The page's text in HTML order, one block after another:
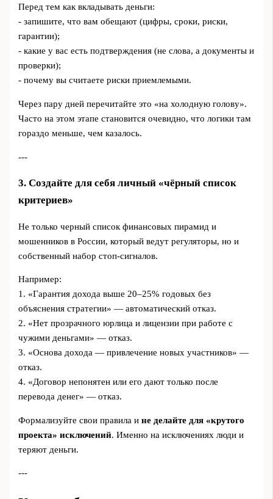
Перед тем как вкладывать деньги:
- запишите, что вам обещают (цифры, сроки, риски,
гарантии);
- какие у вас есть подтверждения (не слова, а документы и
проверки);
- почему вы считаете риски приемлемыми.
Через пару дней перечитайте это «на холодную голову».
Часто на этом этапе становится очевидно, что логики там
гораздо меньше, чем казалось.
---
3. Создайте для себя личный «чёрный список
критериев»
Не только черный список финансовых пирамид и
мошенников в России, который ведут регуляторы, но и
собственный набор стоп-сигналов.
Например:
1. «Гарантия дохода выше 20–25% годовых без
объяснения стратегии» — автоматический отказ.
2. «Нет прозрачного юрлица и лицензии при работе с
чужими деньгами» — отказ.
3. «Основа дохода — привлечение новых участников» —
отказ.
4. «Договор непонятен или его дают только после
перевода денег» — отказ.
Формализуйте свои правила ине делайте для «крутого
проекта» исключений. Именно на исключениях люди и
теряют деньги.
---